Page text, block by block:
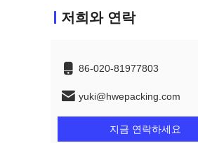
저희와 연락
86-020-81977803
yuki@hwepacking.com
지금 연락하세요